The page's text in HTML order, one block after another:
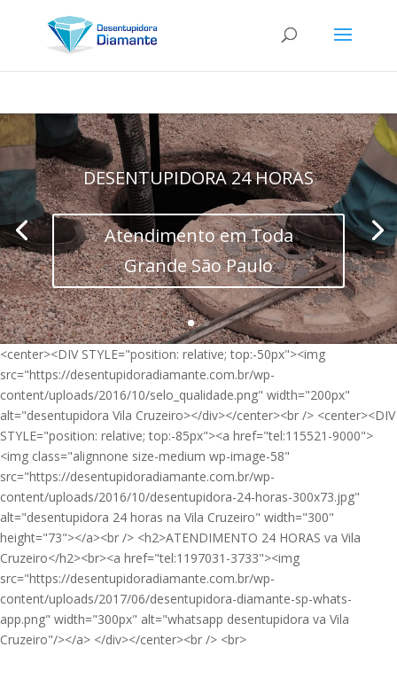
DESENTUPIDORA 24 HORAS
Atendimento em Toda
Grande São Paulo
<center><DIV STYLE="position: relative; top:-50px"><img
src="https://desentupidoradiamante.com.br/wp-
content/uploads/2016/10/selo_qualidade.png" width="200px"
alt="desentupidora Vila Cruzeiro></div></center><br /> <center><DIV
STYLE="position: relative; top:-85px"><a href="tel:115521-9000">
<img class="alignnone size-medium wp-image-58"
src="https://desentupidoradiamante.com.br/wp-
content/uploads/2016/10/desentupidora-24-horas-300x73.jpg"
alt="desentupidora 24 horas na Vila Cruzeiro" width="300"
height="73"></a><br /> <h2>ATENDIMENTO 24 HORAS va Vila
Cruzeiro</h2><br><a href="tel:1197031-3733"><img
src="https://desentupidoradiamante.com.br/wp-
content/uploads/2017/06/desentupidora-diamante-sp-whats-
app.png" width="300px" alt="whatsapp desentupidora va Vila
Cruzeiro"/></a> </div></center><br /> <br>